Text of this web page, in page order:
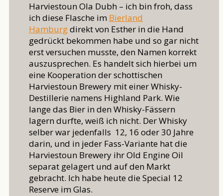
Harviestoun Ola Dubh – ich bin froh, dass
ich diese Flasche im Bierland
Hamburgdirekt von Esther in die Hand
gedrückt bekommen habe und so gar nicht
erst versuchen musste, den Namen korrekt
auszusprechen. Es handelt sich hierbei um
eine Kooperation der schottischen
Harviestoun Brewery mit einer Whisky-
Destillerie namens Highland Park. Wie
lange das Bier in den Whisky-Fässern
lagern durfte, weiß ich nicht. Der Whisky
selber war jedenfalls 12, 16 oder 30 Jahre
darin, und in jeder Fass-Variante hat die
Harviestoun Brewery ihr Old Engine Oil
separat gelagert und auf den Markt
gebracht. Ich habe heute die Special 12
Reserve im Glas.